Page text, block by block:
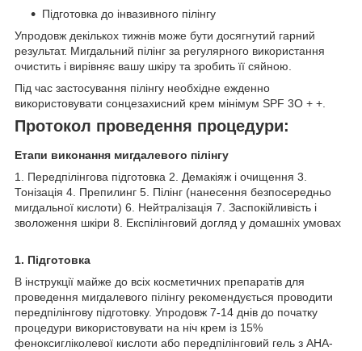
Підготовка до інвазивного пілінгу
Упродовж декількох тижнів може бути досягнутий гарний
результат. Мигдальний пілінг за регулярного використання
очистить і вирівняє вашу шкіру та зробить її сяйною.
Під час застосування пілінгу необхідне ежденно
використовувати сонцезахисний крем мінімум SPF 3O + +.
Протокол проведення процедури:
Етапи виконання мигдалевого пілінгу
1. Передпілінгова підготовка 2. Демакіяж і очищення 3.
Тонізація 4. Препилинг 5. Пілінг (нанесення безпосередньо
мигдальної кислоти) 6. Нейтралізація 7. Заспокійливість і
зволоження шкіри 8. Експілінговий догляд у домашніх умовах
1. Підготовка
В інструкції майже до всіх косметичних препаратів для
проведення мигдалевого пілінгу рекомендується проводити
передпілінгову підготовку. Упродовж 7-14 днів до початку
процедури використовувати на ніч крем із 15%
феноксигліколевої кислоти або передпілінговий гель з АНА-